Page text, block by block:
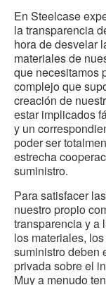
En Steelcase
la transparencia
hora de desvelar
materiales de
que necesitamos
complejo que
creación de
estar implicados
y un
poder ser
estrecha
suministro.
Para satisfacer
nuestro propio
transparencia y a
los materiales,
suministro deben
privada sobre el
Muy a menudo